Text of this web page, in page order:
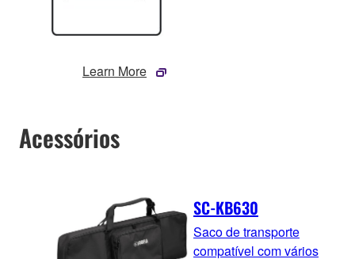
Learn More
Acessórios
SC-KB630
Saco de transporte
compatível com vários